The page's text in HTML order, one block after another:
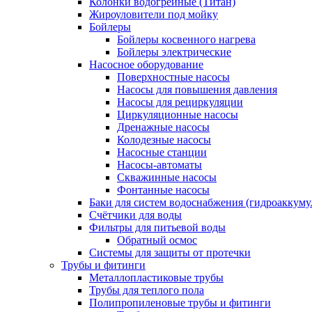
Жироуловители под мойку
Бойлеры
Бойлеры косвенного нагрева
Бойлеры электрические
Насосное оборудование
Поверхностные насосы
Насосы для повышения давления
Насосы для рециркуляции
Циркуляционные насосы
Дренажные насосы
Колодезные насосы
Насосные станции
Насосы-автоматы
Скважинные насосы
Фонтанные насосы
Баки для систем водоснабжения
Счётчики для воды
Фильтры для питьевой воды
Обратный осмос
Системы для защиты от протечки
Трубы и фитинги
Металлопластиковые трубы
Трубы для теплого пола
Полипропиленовые трубы и фитинги